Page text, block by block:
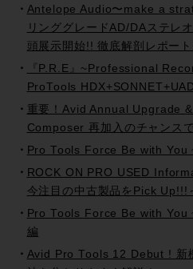
Antelope Audio〜make a
リンググレードAD/DAステレ
頭展示開始!! 徹底解剖レポー
『P.R.E』~Professional
ProTools
重要！Avid Annual Upgrade
Composer 再加入のチャンスで
Pro Tools Force Be with You
ROCK ON PRO USED
今注目の中古製品をPick Up!!!
Pro Tools Force Be with You
編
Avid Pro Tools 12 Debut ! 新